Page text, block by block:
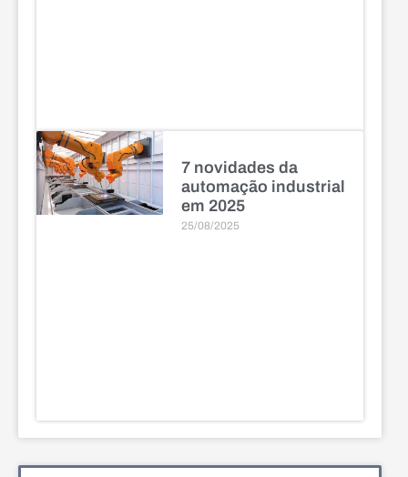
7 novidades da
automação industrial
em 2025
25/08/2025